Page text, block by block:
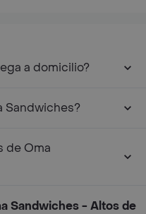
a domicilio?
Sandwiches?
de Oma
Sandwiches - Altos de